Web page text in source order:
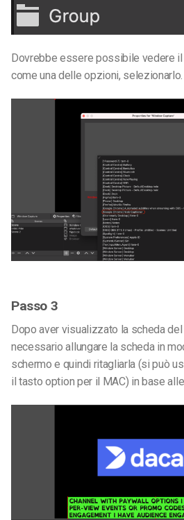
Dovrebbe essere possibile vedere
come una delle opzioni, selezionarlo.
Passo 3
Dopo aver visualizzato la scheda
necessario allungare la scheda in
schermo e quindi ritagliarla (si può
il tasto option per il MAC) in base